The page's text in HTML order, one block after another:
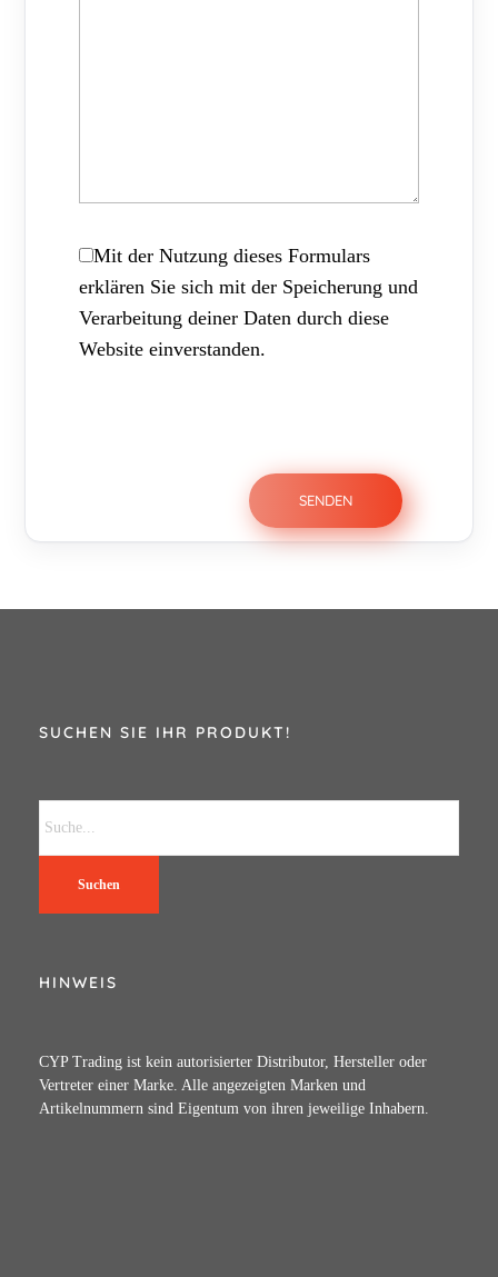
Mit der Nutzung dieses Formulars
erklären Sie sich mit der Speicherung und
Verarbeitung deiner Daten durch diese
Website einverstanden.
SUCHEN SIE IHR PRODUKT!
Suchen
HINWEIS
CYP Trading ist kein autorisierter Distributor, Hersteller oder
Vertreter einer Marke. Alle angezeigten Marken und
Artikelnummern sind Eigentum von ihren jeweilige Inhabern.